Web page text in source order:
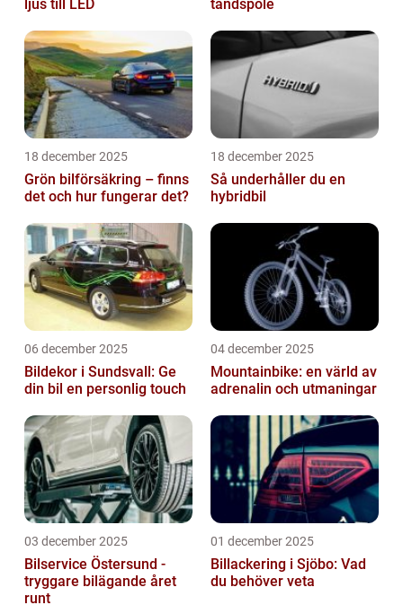
ljus till LED tändspole
18 december 2025
Grön bilförsäkring – finns
det och hur fungerar det?
18 december 2025
Så underhåller du en
hybridbil
06 december 2025
Bildekor i Sundsvall: Ge
din bil en personlig touch
04 december 2025
Mountainbike: en värld av
adrenalin och utmaningar
03 december 2025
Bilservice Östersund -
tryggare bilägande året
runt
01 december 2025
Billackering i Sjöbo: Vad
du behöver veta